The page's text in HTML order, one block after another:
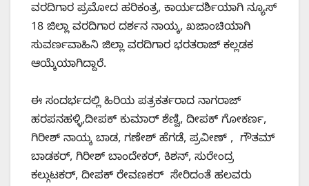
ವರದಿಗಾರ ಪ್ರಮೋದ ಹರಿಕಂತ್ರ, ಕಾರ್ಯದರ್ಶಿಯಾಗಿ ನ್ಯೂಸ್
18 ಜಿಲ್ಲಾ ವರದಿಗಾರ ದರ್ಶನ ನಾಯ್ಕ, ಖಜಾಂಚಿಯಾಗಿ
ಸುವರ್ಣವಾಹಿನಿ ಜಿಲ್ಲಾ ವರದಿಗಾರ ಭರತರಾಜ್ ಕಲ್ಲಡಕ
ಆಯ್ಕೆಯಾಗಿದ್ದಾರೆ.
ಈ ಸಂದರ್ಭದಲ್ಲಿ ಹಿರಿಯ ಪತ್ರಕರ್ತರಾದ ನಾಗರಾಜ್
ಹರಪನಹಳ್ಳಿ,ದೀಪಕ್ ಕುಮಾರ್ ಶೆಣ್ವಿ, ದೀಪಕ್ ಗೋಕರ್ಣ,
ಗಿರೀಶ್ ನಾಯ್ಕ‌ ಬಾಡ, ಗಣೇಶ್ ಹೆಗಡೆ, ಪ್ರವೀಣ್ , ಗೌತಮ್
ಬಾಡಕರ್, ಗಿರೀಶ್ ಬಾಂದೇಕರ್, ಕಿಶನ್, ಸುರೇಂದ್ರ
ಕಲ್ಗುಟಕರ್, ದೀಪಕ್ ರೇವಣಕರ್ ಸೇರಿದಂತೆ ಹಲವರು